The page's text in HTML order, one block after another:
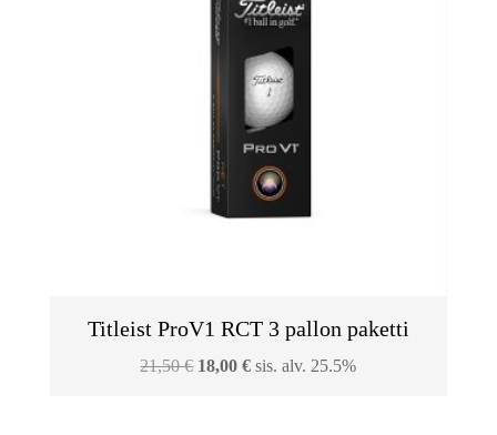
Titleist ProV1 RCT 3 pallon paketti
21,50€ Alkuperäinen
18,00€Nykyinen
sis. alv. 25.5%